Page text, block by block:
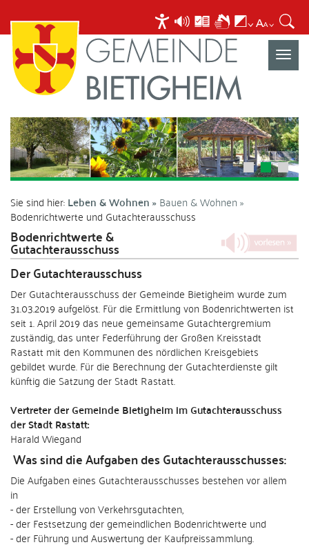
Sie sind hier:Leben & Wohnen
Bauen & Wohnen
Bodenrichtwerte und Gutachterausschuss
Bodenrichtwerte &
Gutachterausschuss
Der Gutachterausschuss
Der Gutachterausschuss der Gemeinde Bietigheim wurde zum
31.03.2019 aufgelöst. Für die Ermittlung von Bodenrichtwerten ist
seit 1. April 2019 das neue gemeinsame Gutachtergremium
zuständig, das unter Federführung der Großen Kreisstadt
Rastatt mit den Kommunen des nördlichen Kreisgebiets
gebildet wurde. Für die Berechnung der Gutachterdienste gilt
künftig die Satzung der Stadt Rastatt.
Vertreter der Gemeinde Bietigheim im Gutachterausschuss
der Stadt Rastatt:
Harald Wiegand
Was sind die Aufgaben des Gutachterausschusses:
Die Aufgaben eines Gutachterausschusses bestehen vor allem
in
- der Erstellung von Verkehrsgutachten,
- der Festsetzung der gemeindlichen Bodenrichtwerte und
- der Führung und Auswertung der Kaufpreissammlung.